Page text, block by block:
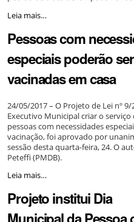
Raul
sugere
criação
de
normas
para
manutenção
pavimentação
urbana
-
Leia mais…
Pessoas com
especiais poderão ser
vacinadas em casa
24/05/2017 – O Projeto de Lei nº
Executivo Municipal criar o
pessoas com necessidades
vacinação, foi aprovado por
sessão desta quarta-feira, 24. O
Peteffi (PMDB).
Pessoas
necessidades
especiais
poderão
Leia mais…
Projeto institui Dia